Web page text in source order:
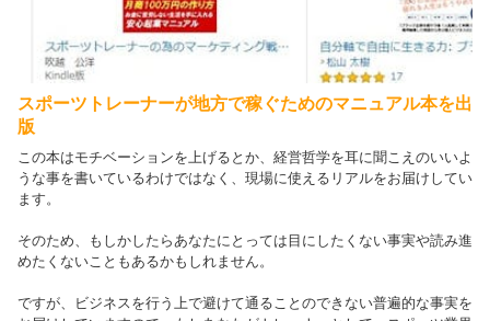
スポーツトレーナーが地方で稼ぐためのマニュアル本を出
版
この本はモチベーションを上げるとか、経営哲学を耳に聞こえのいいよ
うな事を書いているわけではなく、現場に使えるリアルをお届けしてい
ます。
そのため、もしかしたらあなたにとっては目にしたくない事実や読み進
めたくないこともあるかもしれません。
ですが、ビジネスを行う上で避けて通ることのできない普遍的な事実を